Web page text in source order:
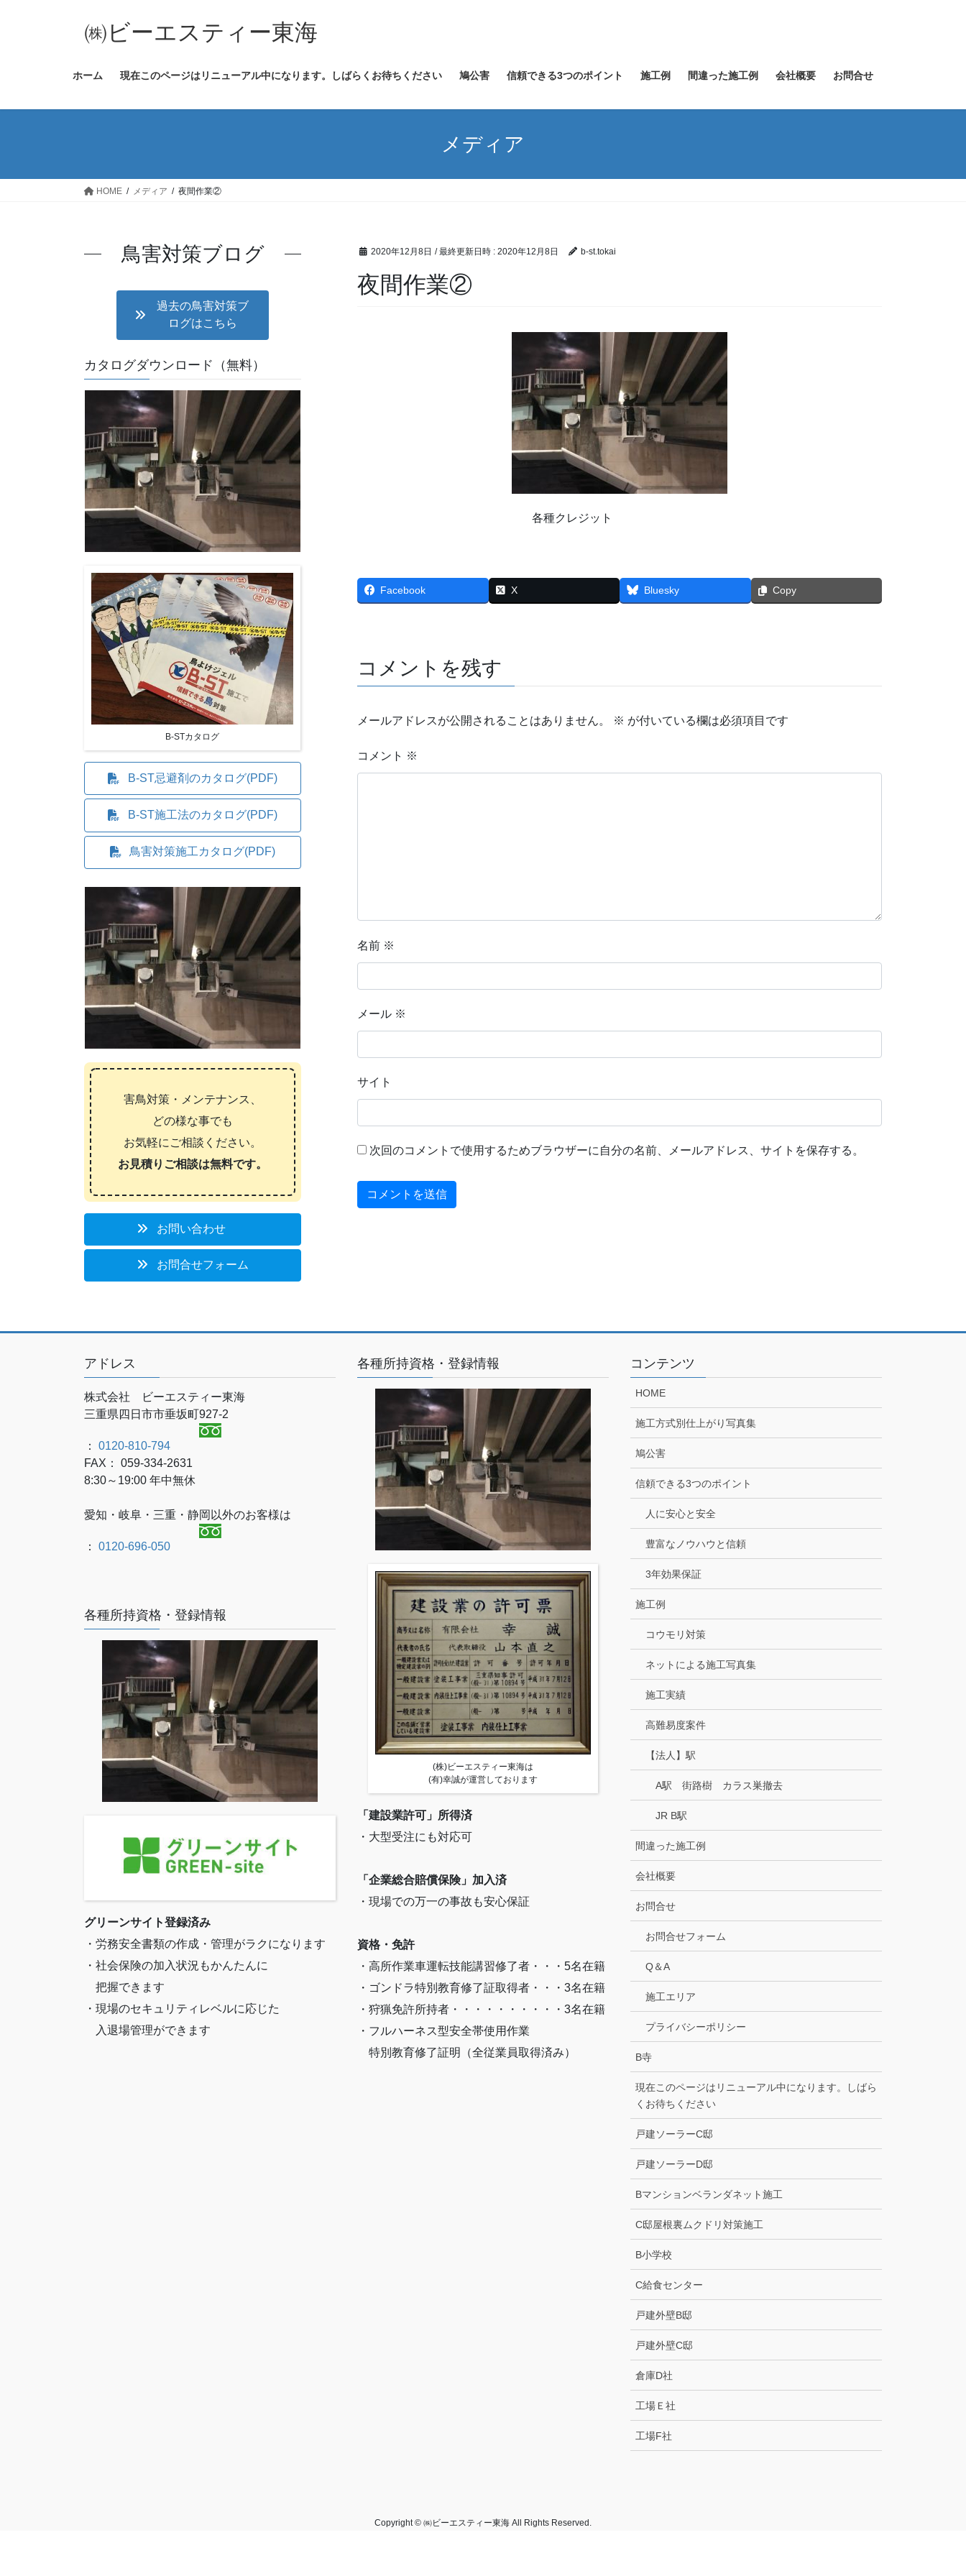
ス
ン
㈱ビーエスティー東海
ホーム 現在このページはリニューアル中になります。しばらくお待ちください 鳩公害 信頼できる3つのポイント 施工例 間違った施工例 会社概要 お問合せ
メディア
HOME メディア 夜間作業②
2020年12月8日 / 最終更新日時 : 2020年12月8日 b-st.tokai
夜間作業②
各種クレジット
Facebook X Bluesky Copy
コメントを残す
メールアドレスが公開されることはありません。 ※ が付いている欄は必須項目です
コメント ※
名前 ※
メール ※
サイト
次回のコメントで使用するためブラウザーに自分の名前、メールアドレス、サイトを保存する。
鳥害対策ブログ
過去の鳥害対策ブ
ログはこちら
カタログダウンロード（無料）
B-STカタログ
B-ST忌避剤のカタログ(PDF)
B-ST施工法のカタログ(PDF)
鳥害対策施工カタログ(PDF)
害鳥対策・メンテナンス、
どの様な事でも
お気軽にご相談ください。
お見積りご相談は無料です。
お問い合わせ
お問合せフォーム
アドレス
株式会社 ビーエスティー東海
三重県四日市市垂坂町927-2
： 0120-810-794
FAX： 059-334-2631
8:30～19:00 年中無休
愛知・岐阜・三重・静岡以外のお客様は
： 0120-696-050
各種所持資格・登録情報
グリーンサイト登録済み
・労務安全書類の作成・管理がラクになります
・社会保険の加入状況もかんたんに
把握できます
・現場のセキュリティレベルに応じた
入退場管理ができます
各種所持資格・登録情報
(株)ビーエスティー東海は
(有)幸誠が運営しております
「建設業許可」所得済
・大型受注にも対応可
「企業総合賠償保険」加入済
・現場での万一の事故も安心保証
資格・免許
・高所作業車運転技能講習修了者・・・5名在籍
・ゴンドラ特別教育修了証取得者・・・3名在籍
・狩猟免許所持者・・・・・・・・・・3名在籍
・フルハーネス型安全帯使用作業
特別教育修了証明（全従業員取得済み）
コンテンツ
HOME
施工方式別仕上がり写真集
鳩公害
信頼できる3つのポイント
人に安心と安全
豊富なノウハウと信頼
3年効果保証
施工例
コウモリ対策
ネットによる施工写真集
施工実績
高難易度案件
【法人】駅
A駅 街路樹 カラス巣撤去
JR B駅
間違った施工例
会社概要
お問合せ
お問合せフォーム
Q＆A
施工エリア
プライバシーポリシー
B寺
現在このページはリニューアル中になります。しばら
くお待ちください
戸建ソーラーC邸
戸建ソーラーD邸
Bマンションベランダネット施工
C邸屋根裏ムクドリ対策施工
B小学校
C給食センター
戸建外壁B邸
戸建外壁C邸
倉庫D社
工場Ｅ社
工場F社
Copyright © ㈱ビーエスティー東海 All Rights Reserved.